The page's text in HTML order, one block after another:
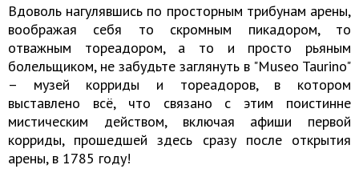
Вдоволь нагулявшись по просторным трибунам арены,
воображая себя то скромным пикадором, то
отважным тореадором, а то и просто рьяным
болельщиком, не забудьте заглянуть в "Museo Taurino"
– музей корриды и тореадоров, в котором
выставлено всё, что связано с этим поистинне
мистическим действом, включая афиши первой
корриды, прошедшей здесь сразу после открытия
арены, в 1785 году!